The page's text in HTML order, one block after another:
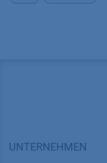
UNTERNEHMEN